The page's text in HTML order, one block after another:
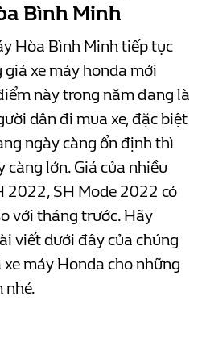
Bình Minh
Hòa Bình Minh tiếp tục
xe máy honda mới
này trong năm đang là
dân đi mua xe, đặc biệt
ngày càng ổn định thì
lớn. Giá của nhiều
2022, SH Mode 2022 có
với tháng trước. Hãy
viết dưới đây của chúng
máy Honda cho những
nhé.